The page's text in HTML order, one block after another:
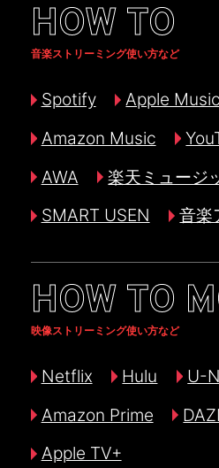
HOW TO
音楽ストリーミング使い方など
Spotify Apple Music
Amazon Music
AWA
楽天ミュージ
SMART USEN
音楽
HOW TO
映像ストリーミング使い方など
Netflix Hulu
U-
Amazon Prime
Apple TV+